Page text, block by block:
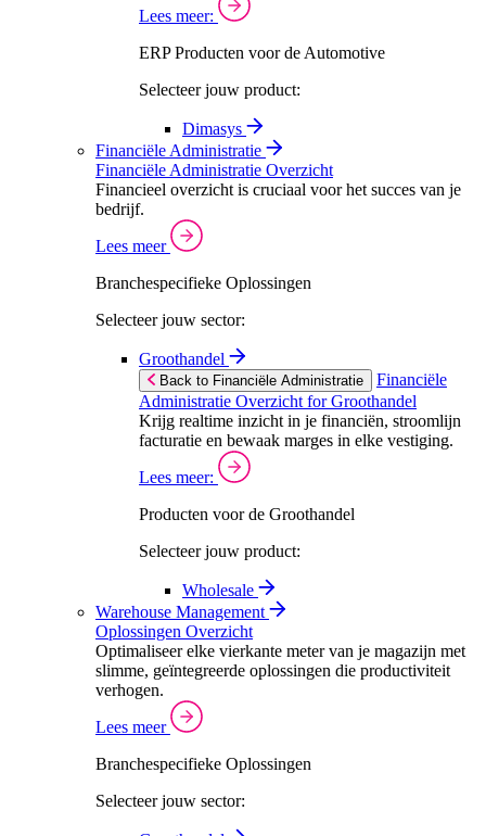
Lees meer:
ERP Producten voor de Automotive
Selecteer jouw product:
Dimasys
Financiële Administratie
Financiële Administratie Overzicht
Financieel overzicht is cruciaal voor het succes van je
bedrijf.
Lees meer
Branchespecifieke Oplossingen
Selecteer jouw sector:
Groothandel
Back to Financiële Administratie
Financiële
Administratie Overzicht for Groothandel
Krijg realtime inzicht in je financiën, stroomlijn
facturatie en bewaak marges in elke vestiging.
Lees meer:
Producten voor de Groothandel
Selecteer jouw product:
Wholesale
Warehouse Management
Oplossingen Overzicht
Optimaliseer elke vierkante meter van je magazijn met
slimme, geïntegreerde oplossingen die productiviteit
verhogen.
Lees meer
Branchespecifieke Oplossingen
Selecteer jouw sector: